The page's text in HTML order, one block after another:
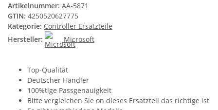
Artikelnummer: AA-5871
GTIN: 4250520627775
Kategorie: Controller Ersatzteile
Hersteller:
Microsoft
Top-Qualität
Deutscher Händler
100%tige Passgenauigkeit
Bitte vergleichen Sie on dieses Ersatzteil das richtige ist